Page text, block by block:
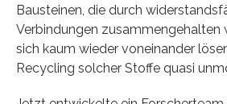
Bausteinen, die durch
Verbindungen zusammengehalten
sich kaum wieder voneinander
Recycling solcher Stoffe quasi